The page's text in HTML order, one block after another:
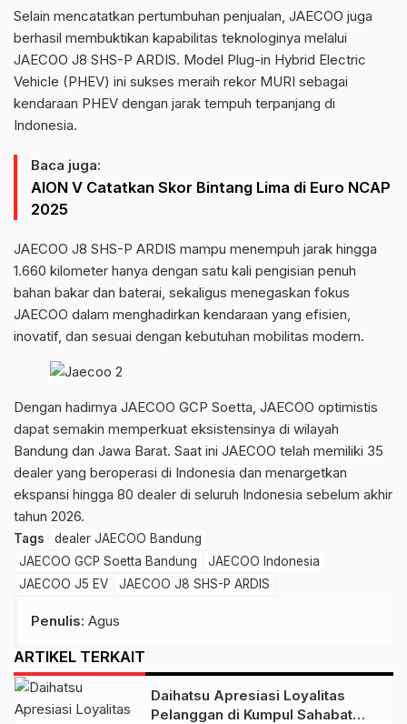
Selain mencatatkan pertumbuhan penjualan, JAECOO juga
berhasil membuktikan kapabilitas teknologinya melalui
JAECOO J8 SHS-P ARDIS. Model Plug-in Hybrid Electric
Vehicle (PHEV) ini sukses meraih rekor MURI sebagai
kendaraan PHEV dengan jarak tempuh terpanjang di
Indonesia.
Baca juga:
AION V Catatkan Skor Bintang Lima di Euro NCAP
2025
JAECOO J8 SHS-P ARDIS mampu menempuh jarak hingga
1.660 kilometer hanya dengan satu kali pengisian penuh
bahan bakar dan baterai, sekaligus menegaskan fokus
JAECOO dalam menghadirkan kendaraan yang efisien,
inovatif, dan sesuai dengan kebutuhan mobilitas modern.
Dengan hadirnya JAECOO GCP Soetta, JAECOO optimistis
dapat semakin memperkuat eksistensinya di wilayah
Bandung dan Jawa Barat. Saat ini JAECOO telah memiliki 35
dealer yang beroperasi di Indonesia dan menargetkan
ekspansi hingga 80 dealer di seluruh Indonesia sebelum akhir
tahun 2026.
Tags
dealer JAECOO Bandung
JAECOO GCP Soetta Bandung
JAECOO Indonesia
JAECOO J5 EV
JAECOO J8 SHS-P ARDIS
Penulis: Agus
ARTIKEL TERKAIT
Daihatsu Apresiasi Loyalitas
Pelanggan di Kumpul Sahabat